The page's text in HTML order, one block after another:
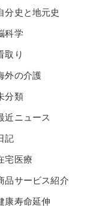
分史と地元史
科学
取り
外の介護
分類
近ニュース
記
宅医療
品サービス紹介
康寿命延伸